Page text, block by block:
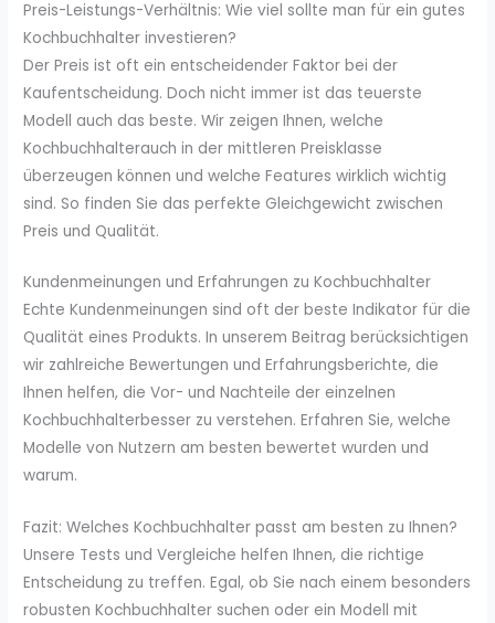
Preis-Leistungs-Verhältnis: Wie viel sollte man für ein gutes
Kochbuchhalter investieren?
Der Preis ist oft ein entscheidender Faktor bei der
Kaufentscheidung. Doch nicht immer ist das teuerste
Modell auch das beste. Wir zeigen Ihnen, welche
Kochbuchhalterauch in der mittleren Preisklasse
überzeugen können und welche Features wirklich wichtig
sind. So finden Sie das perfekte Gleichgewicht zwischen
Preis und Qualität.
Kundenmeinungen und Erfahrungen zu Kochbuchhalter
Echte Kundenmeinungen sind oft der beste Indikator für die
Qualität eines Produkts. In unserem Beitrag berücksichtigen
wir zahlreiche Bewertungen und Erfahrungsberichte, die
Ihnen helfen, die Vor- und Nachteile der einzelnen
Kochbuchhalterbesser zu verstehen. Erfahren Sie, welche
Modelle von Nutzern am besten bewertet wurden und
warum.
Fazit: Welches Kochbuchhalter passt am besten zu Ihnen?
Unsere Tests und Vergleiche helfen Ihnen, die richtige
Entscheidung zu treffen. Egal, ob Sie nach einem besonders
robusten Kochbuchhalter suchen oder ein Modell mit